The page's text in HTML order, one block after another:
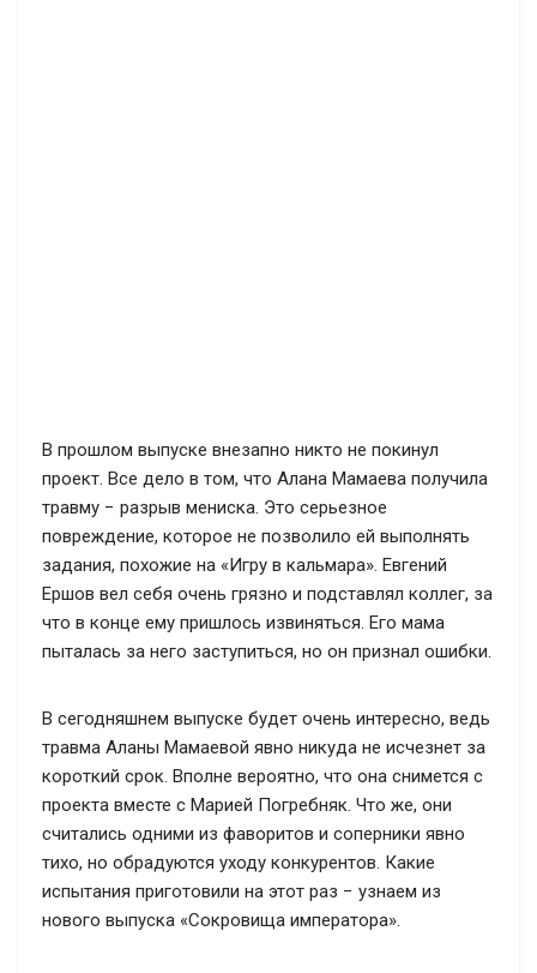
В прошлом выпуске внезапно никто не покинул
проект. Все дело в том, что Алана Мамаева получила
травму − разрыв мениска. Это серьезное
повреждение, которое не позволило ей выполнять
задания, похожие на «Игру в кальмара». Евгений
Ершов вел себя очень грязно и подставлял коллег, за
что в конце ему пришлось извиняться. Его мама
пыталась за него заступиться, но он признал ошибки.
В сегодняшнем выпуске будет очень интересно, ведь
травма Аланы Мамаевой явно никуда не исчезнет за
короткий срок. Вполне вероятно, что она снимется с
проекта вместе с Марией Погребняк. Что же, они
считались одними из фаворитов и соперники явно
тихо, но обрадуются уходу конкурентов. Какие
испытания приготовили на этот раз − узнаем из
нового выпуска «Сокровища императора».